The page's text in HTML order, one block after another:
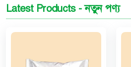
Latest Products - নতুন পণ্য